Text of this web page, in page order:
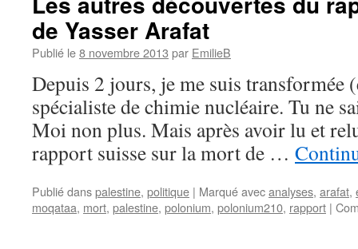
de Yasser Arafat
Publié le8 novembre 2013 par EmilieB
Depuis 2 jours, je me suis transformée
spécialiste de chimie nucléaire. Tu ne
Moi non plus. Mais après avoir lu et
rapport suisse sur la mort de …
Publié danspalestine, politique | Marqué avecanalyses, arafat,
moqataa, mort, palestine, polonium, polonium210, rapport |